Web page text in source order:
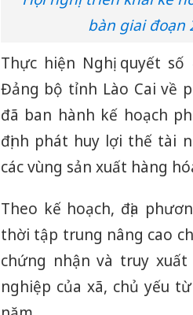
bàn giai đoạn
Thực hiện Nghị quyết số
Đảng bộ tỉnh Lào Cai về
đã ban hành kế hoạch
định phát huy lợi thế tài
các vùng sản xuất hàng
Theo kế hoạch, địa
thời tập trung nâng cao
chứng nhận và truy
nghiệp của xã, chủ yếu